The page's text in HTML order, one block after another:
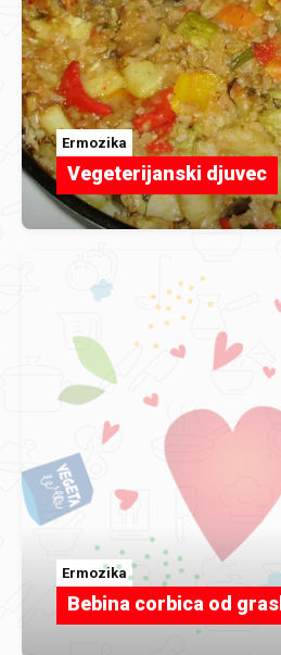
Ermozika
Vegeterijanski djuvec
Ermozika
Bebina corbica od